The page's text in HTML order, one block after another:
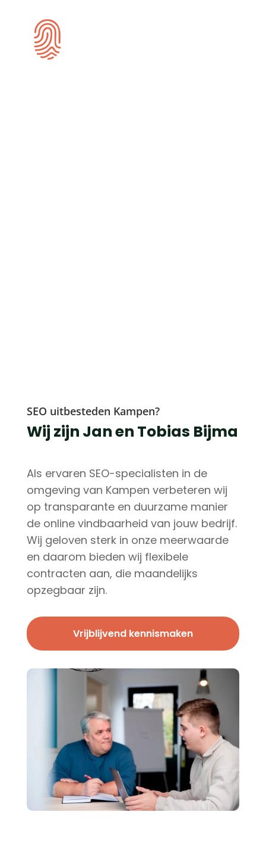
SEO uitbesteden Kampen?
Wij zijn Jan en Tobias Bijma
Als ervaren SEO-specialisten in de
omgeving van Kampen verbeteren wij
op transparante en duurzame manier
de online vindbaarheid van jouw bedrijf.
Wij geloven sterk in onze meerwaarde
en daarom bieden wij flexibele
contracten aan, die maandelijks
opzegbaar zijn.
Vrijblijvend kennismaken